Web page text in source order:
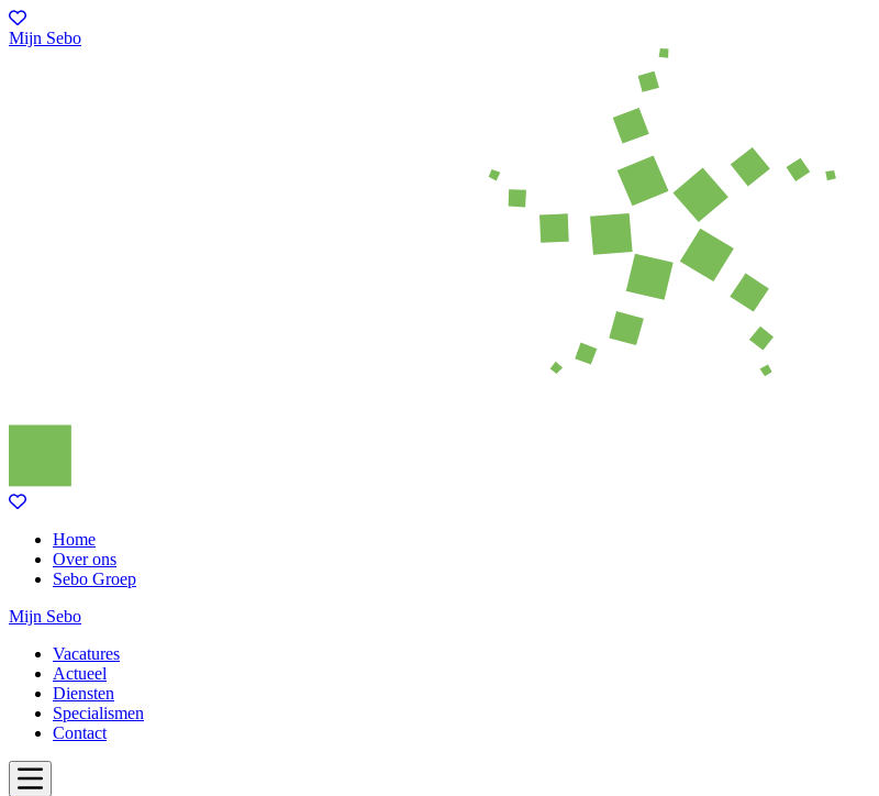
Mijn Sebo
Home
Over ons
Sebo Groep
Mijn Sebo
Vacatures
Actueel
Diensten
Specialismen
Contact